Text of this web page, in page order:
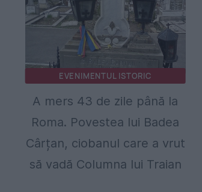
EVENIMENTUL ISTORIC
A mers 43 de zile până la
Roma. Povestea lui Badea
Cârțan, ciobanul care a vrut
să vadă Columna lui Traian